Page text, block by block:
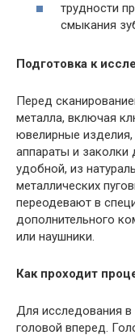
трудности
смыкания
Подготовка к
Перед
металла, включая
ювелирные
аппараты и
удобной, из
металлических
переодевают в
дополнительного
или наушники.
Как проходит
Для исследования в
головой вперед.